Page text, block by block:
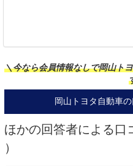
＼今なら会員情報なしで岡山ト
岡山トヨタ自動車
ほかの回答者による口
）